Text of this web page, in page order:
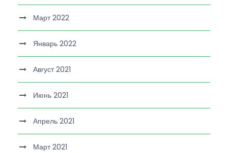
Март 2022
Январь 2022
Август 2021
Июнь 2021
Апрель 2021
Март 2021